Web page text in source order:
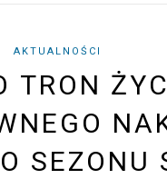
AKTUALNOŚCI
TRON
SEZONU